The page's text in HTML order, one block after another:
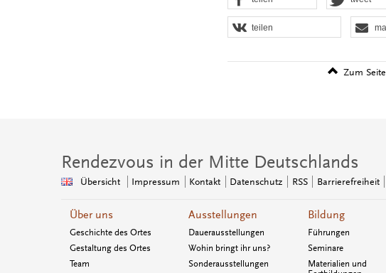
teilen
Zum
Rendezvous in der Mitte Deutschlands
Übersicht Impressum Kontakt Datenschutz RSS Barrierefreiheit
Über uns
Geschichte des Ortes
Gestaltung des Ortes
Team
Ausstellungen
Dauerausstellungen
Wohin bringt ihr uns?
Sonderausstellungen
Bildung
Führungen
Seminare
Materialien und